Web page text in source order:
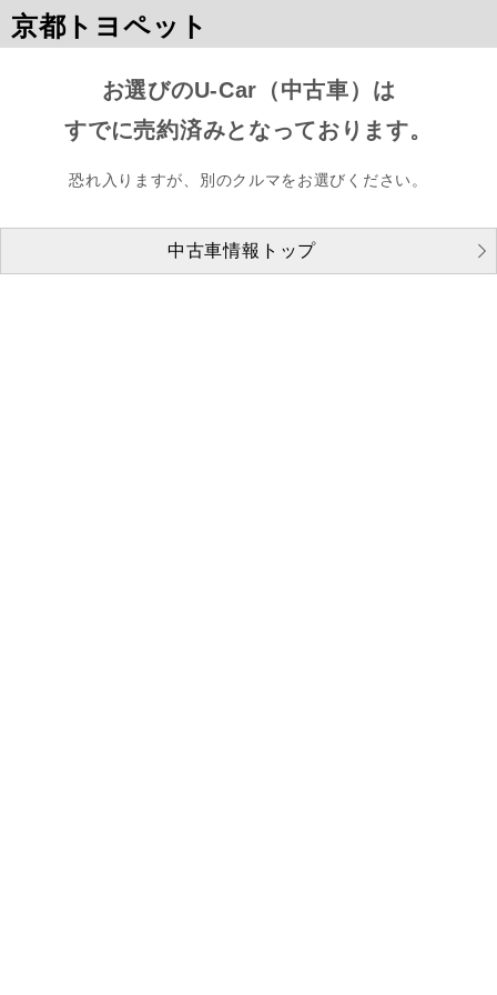
京都トヨペット
お選びのU-Car（中古車）は
すでに売約済みとなっております。
恐れ入りますが、別のクルマをお選びください。
中古車情報トップ